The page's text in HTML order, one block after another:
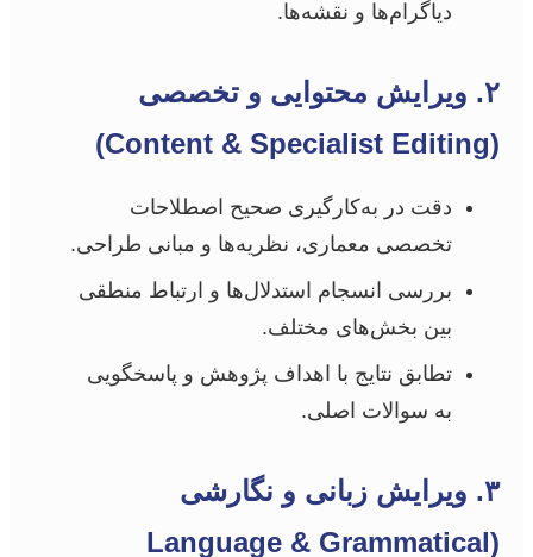
دیاگرام‌ها و نقشه‌ها.
۲. ویرایش محتوایی و تخصصی
(Content & Specialist Editing)
دقت در به‌کارگیری صحیح اصطلاحات
تخصصی معماری، نظریه‌ها و مبانی طراحی.
بررسی انسجام استدلال‌ها و ارتباط منطقی
بین بخش‌های مختلف.
تطابق نتایج با اهداف پژوهش و پاسخگویی
به سوالات اصلی.
۳. ویرایش زبانی و نگارشی
(Language & Grammatical